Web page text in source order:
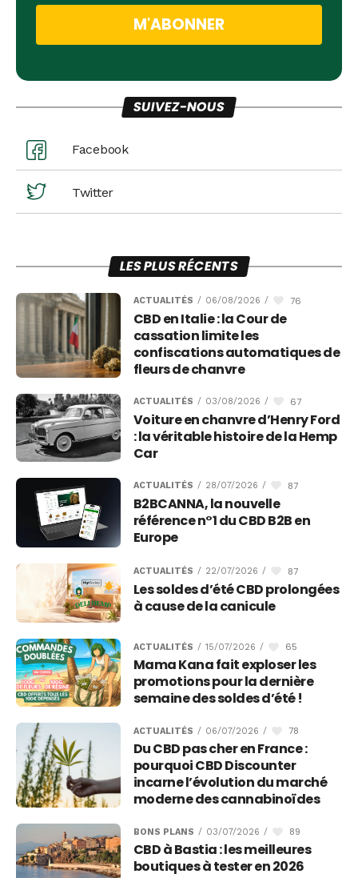
SUIVEZ-NOUS
Facebook
Twitter
LES PLUS RÉCENTS
ACTUALITÉS / 06/08/2026 / 76
CBD en Italie : la Cour de
cassation limite les
confiscations automatiques de
fleurs de chanvre
ACTUALITÉS / 03/08/2026 / 67
Voiture en chanvre d’Henry Ford
: la véritable histoire de la Hemp
Car
ACTUALITÉS / 28/07/2026 / 87
B2BCANNA, la nouvelle
référence n°1 du CBD B2B en
Europe
ACTUALITÉS / 22/07/2026 / 87
Les soldes d’été CBD prolongées
à cause de la canicule
ACTUALITÉS / 15/07/2026 / 65
Mama Kana fait exploser les
promotions pour la dernière
semaine des soldes d’été !
ACTUALITÉS / 06/07/2026 / 78
Du CBD pas cher en France :
pourquoi CBD Discounter
incarne l’évolution du marché
moderne des cannabinoïdes
BONS PLANS / 03/07/2026 / 89
CBD à Bastia : les meilleures
boutiques à tester en 2026